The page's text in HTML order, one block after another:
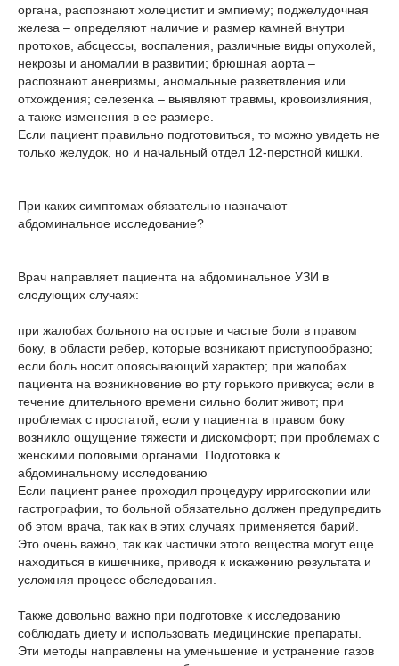
органа, распознают холецистит и эмпиему; поджелудочная
железа – определяют наличие и размер камней внутри
протоков, абсцессы, воспаления, различные виды опухолей,
некрозы и аномалии в развитии; брюшная аорта –
распознают аневризмы, аномальные разветвления или
отхождения; селезенка – выявляют травмы, кровоизлияния,
а также изменения в ее размере.
Если пациент правильно подготовиться, то можно увидеть не
только желудок, но и начальный отдел 12-перстной кишки.
При каких симптомах обязательно назначают
абдоминальное исследование?
Врач направляет пациента на абдоминальное УЗИ в
следующих случаях:
при жалобах больного на острые и частые боли в правом
боку, в области ребер, которые возникают приступообразно;
если боль носит опоясывающий характер; при жалобах
пациента на возникновение во рту горького привкуса; если в
течение длительного времени сильно болит живот; при
проблемах с простатой; если у пациента в правом боку
возникло ощущение тяжести и дискомфорт; при проблемах с
женскими половыми органами. Подготовка к
абдоминальному исследованию
Если пациент ранее проходил процедуру ирригоскопии или
гастрографии, то больной обязательно должен предупредить
об этом врача, так как в этих случаях применяется барий.
Это очень важно, так как частички этого вещества могут еще
находиться в кишечнике, приводя к искажению результата и
усложняя процесс обследования.
Также довольно важно при подготовке к исследованию
соблюдать диету и использовать медицинские препараты.
Эти методы направлены на уменьшение и устранение газов